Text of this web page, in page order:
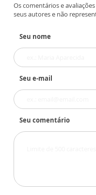
Os comentários e
seus autores e não
Seu nome
Seu e-mail
Seu comentário